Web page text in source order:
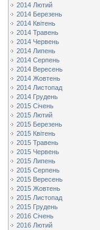
2014 Лютий
2014 Березень
2014 Квітень
2014 Травень
2014 Червень
2014 Липень
2014 Серпень
2014 Вересень
2014 Жовтень
2014 Листопад
2014 Грудень
2015 Січень
2015 Лютий
2015 Березень
2015 Квітень
2015 Травень
2015 Червень
2015 Липень
2015 Серпень
2015 Вересень
2015 Жовтень
2015 Листопад
2015 Грудень
2016 Січень
2016 Лютий